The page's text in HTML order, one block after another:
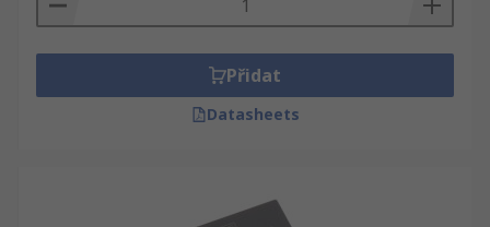
Přidat
Datasheets